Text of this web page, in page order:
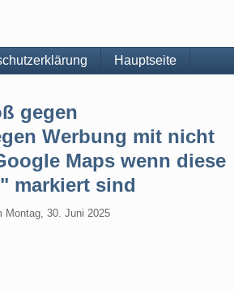
Hauptseite
gegen
Werbung mit nicht
Maps wenn diese
markiert sind
Montag, 30. Juni 2025